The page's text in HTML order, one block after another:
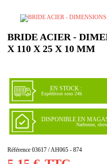
BRIDE ACIER -
X 110 X 25 X 10 MM
EN STOCK :
Expédition sous 24h
DISPONIBLE EN
Narbonne,
Référence 03617 / AH065 - 874